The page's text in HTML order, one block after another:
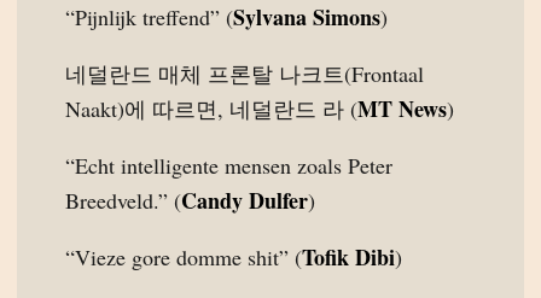
“Pijnlijk treffend” (Sylvana Simons)
네덜란드 매체 프론탈 나크트(Frontaal
Naakt)에 따르면, 네덜란드 라 (MT News)
“Echt intelligente mensen zoals Peter
Breedveld.” (Candy Dulfer)
“Vieze gore domme shit” (Tofik Dibi)